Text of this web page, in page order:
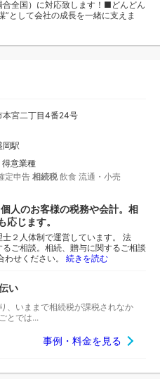
全国）に対応致します！■どんどん
として会社の成長を一緒に支えま
本宮二丁目4番24号
岡駅
意業種
定申告 相続税 飲食 流通・小売
人のお客様の税務や会計。相
じます。
２人体制で運営しています。 法
ご相談。相続、贈与に関するご相談
せください。 続きを読む
い
、いままで相続税が課税されなか
とでは...
事例・料金を見る